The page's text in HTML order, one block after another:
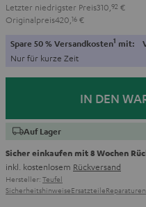
Letzter niedrigster Preis310, 92 €
Originalpreis420, 16 €
Spare 50 % Versandkosten1 mit:
Nur für kurze Zeit
IN DEN
Auf Lager
Sicher einkaufen mit 8 Wochen
inkl. kostenlosem Rückversand
Hersteller: Teufel
SicherheitshinweiseErsatzteileReparaturen